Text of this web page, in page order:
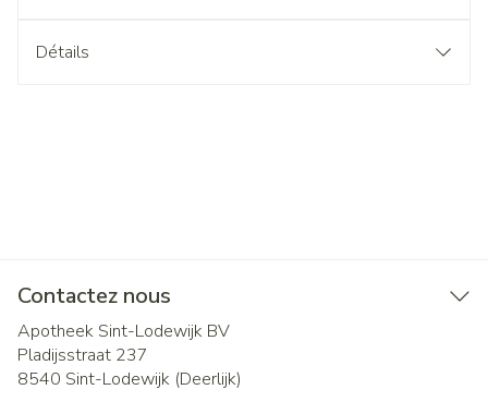
Détails
Contactez nous
Apotheek Sint-Lodewijk BV
Pladijsstraat 237
8540 Sint-Lodewijk (Deerlijk)